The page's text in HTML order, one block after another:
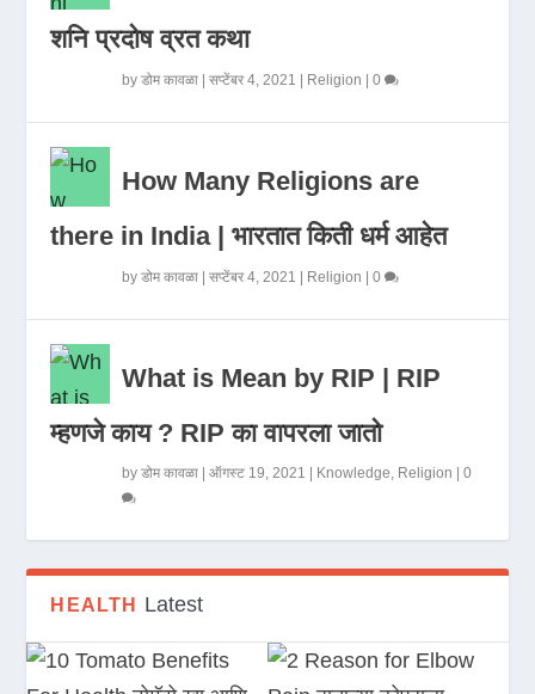
शनि प्रदोष व्रत कथा
byडोम कावळा |सप्टेंबर 4, 2021 Religion |0
How Many Religions are
there in India | भारतात किती धर्म आहेत
byडोम कावळा |सप्टेंबर 4, 2021 Religion |0
What is Mean by RIP | RIP
म्हणजे काय ? RIP का वापरला जातो
byडोम कावळा |ऑगस्ट 19, 2021 Knowledge, Religion |0
HEALTH Latest